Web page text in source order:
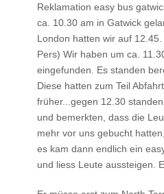
Reklamation easy bus
ca. 10.30 am in Gatwick
London hatten wir auf
Pers) Wir haben um ca.
eingefunden. Es standen
Diese hatten zum Teil
früher...gegen 12.30
und bemerkten, dass die
mehr vor uns gebucht
es kam dann endlich ein
und liess Leute aussteigen.